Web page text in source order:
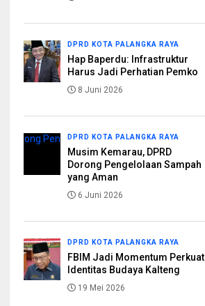
DPRD KOTA PALANGKA RAYA
Hap Baperdu: Infrastruktur
Harus Jadi Perhatian Pemko
8 Juni 2026
DPRD KOTA PALANGKA RAYA
Musim Kemarau, DPRD
Dorong Pengelolaan Sampah
yang Aman
6 Juni 2026
DPRD KOTA PALANGKA RAYA
FBIM Jadi Momentum Perkuat
Identitas Budaya Kalteng
19 Mei 2026